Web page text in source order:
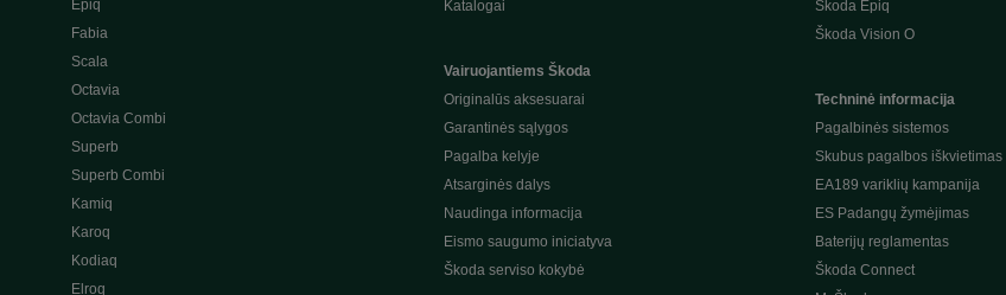
Epiq
Fabia
Scala
Octavia
Octavia Combi
Superb
Superb Combi
Kamiq
Karoq
Kodiaq
Elroq
Katalogai
Vairuojantiems Škoda
Originalūs aksesuarai
Garantinės sąlygos
Pagalba kelyje
Atsarginės dalys
Naudinga informacija
Eismo saugumo iniciatyva
Škoda serviso kokybė
Škoda Epiq
Škoda Vision O
Techninė informacija
Pagalbinės sistemos
Skubus pagalbos iškvietimas
EA189 variklių kampanija
ES Padangų žymėjimas
Baterijų reglamentas
Škoda Connect